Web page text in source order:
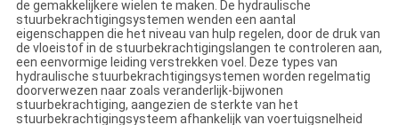
de gemakkelijkere wielen te maken. De hydraulische
stuurbekrachtigingsystemen wenden een aantal
eigenschappen die het niveau van hulp regelen, door de druk van
de vloeistof in de stuurbekrachtigingslangen te controleren aan,
een eenvormige leiding verstrekken voel. Deze types van
hydraulische stuurbekrachtigingsystemen worden regelmatig
doorverwezen naar zoals veranderlijk-bijwonen
stuurbekrachtiging, aangezien de sterkte van het
stuurbekrachtigingsysteem afhankelijk van voertuigsnelheid